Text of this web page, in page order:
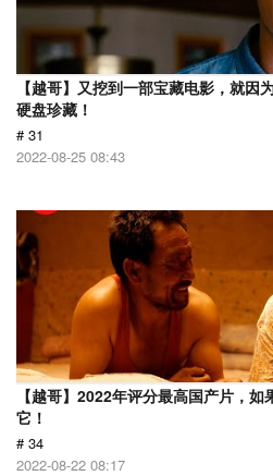
【越哥】又挖到一部宝藏电影，就因
硬盘珍藏！
# 31
2022-08-25 08:43
【越哥】2022年评分最高国产片，
它！
# 34
2022-08-22 08:17